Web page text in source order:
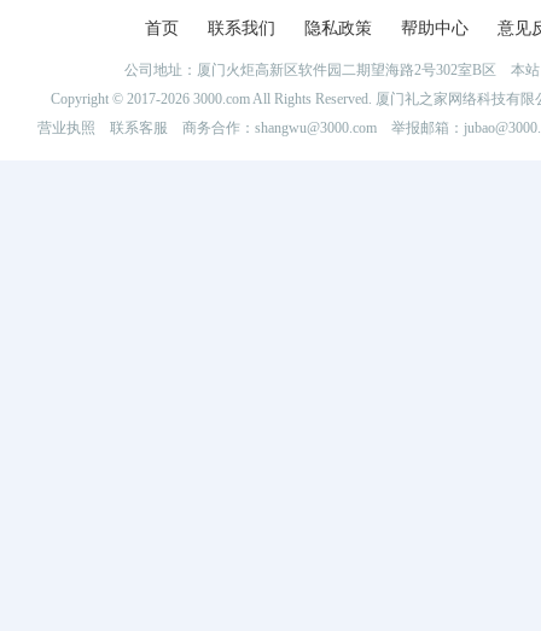
首页 联系我们 隐私政策 帮助中心 意见
公司地址：厦门火炬高新区软件园二期望海路2号302室B区 本
Copyright © 2017-2026 3000.com All Rights Reserved. 厦门礼之家网络科技
营业执照
联系客服 商务合作：shangwu@3000.com 举报邮箱：